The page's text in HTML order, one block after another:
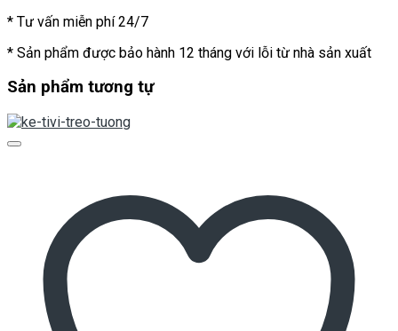
* Tư vấn miễn phí 24/7
* Sản phẩm được bảo hành 12 tháng với lỗi từ nhà sản xuất
Sản phẩm tương tự